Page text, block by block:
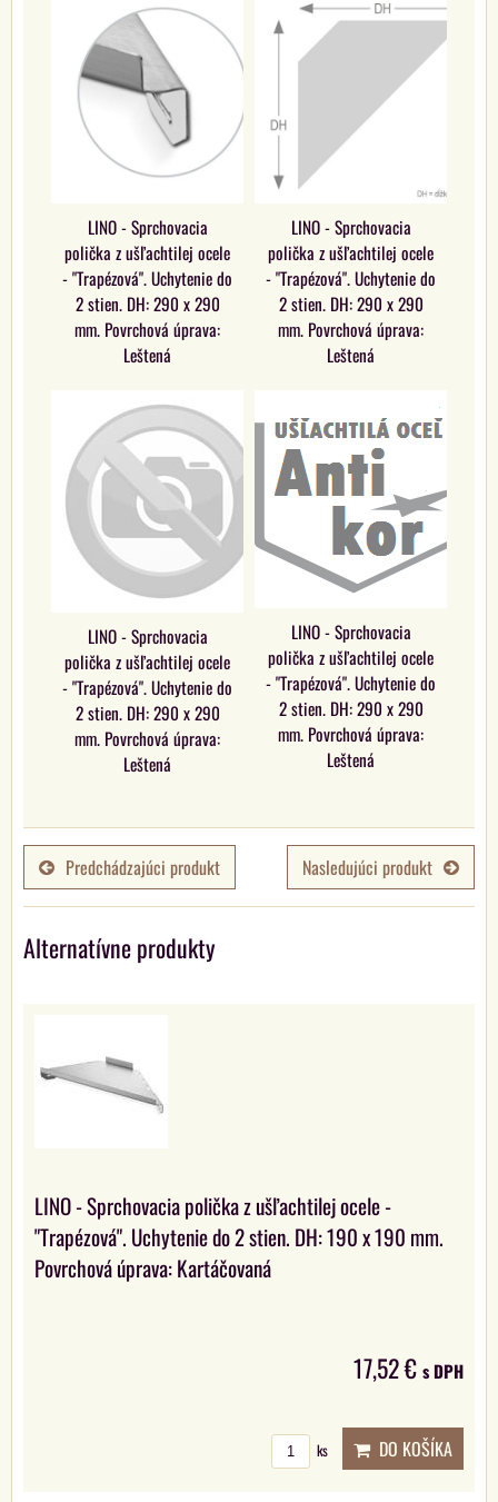
LINO - Sprchovacia
polička z ušľachtilej ocele
- "Trapézová". Uchytenie do
2 stien. DH: 290 x 290
mm. Povrchová úprava:
Leštená
LINO - Sprchovacia
polička z ušľachtilej ocele
- "Trapézová". Uchytenie do
2 stien. DH: 290 x 290
mm. Povrchová úprava:
Leštená
LINO - Sprchovacia
polička z ušľachtilej ocele
- "Trapézová". Uchytenie do
2 stien. DH: 290 x 290
mm. Povrchová úprava:
Leštená
LINO - Sprchovacia
polička z ušľachtilej ocele
- "Trapézová". Uchytenie do
2 stien. DH: 290 x 290
mm. Povrchová úprava:
Leštená
Predchádzajúci produkt Nasledujúci produkt
Alternatívne produkty
LINO - Sprchovacia polička z ušľachtilej ocele -
"Trapézová". Uchytenie do 2 stien. DH: 190 x 190 mm.
Povrchová úprava: Kartáčovaná
17,52 € s DPH
ks DO KOŠÍKA